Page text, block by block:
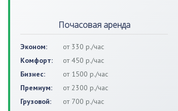
Почасовая аренда
Эконом:
от 330 р./час
Комфорт:
от 450 р./час
Бизнес:
от 1500 р./час
Премиум:
от 2300 р./час
Грузовой:
от 700 р./час